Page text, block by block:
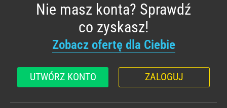
Nie masz konta? Sprawdź
co zyskasz!
Zobacz ofertę dla Ciebie
UTWÓRZ KONTO ZALOGUJ